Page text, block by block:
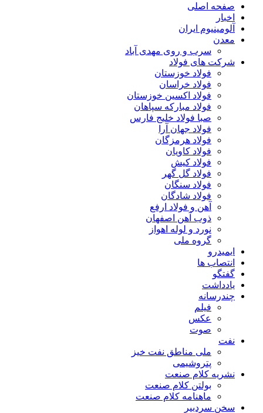
صفحه اصلی
اخبار
آلومینیوم ایران
معدن
سرب و روی مهدی آباد
شرکت های فولاد
فولاد خوزستان
فولاد خراسان
فولاد اکسین خوزستان
فولاد مبارکه سپاهان
صبا فولاد خلیج فارس
فولاد جهان آرا
فولاد هرمزگان
فولاد کاویان
فولاد کیش
فولاد گل گهر
فولاد سنگان
فولاد شادگان
آهن و فولاد ارفع
ذوب آهن اصفهان
نورد و لوله اهواز
گروه ملی
ایمیدرو
انتصاب ها
گفتگو
یادداشت
چندرسانه
فیلم
عکس
صوت
نفت
ملی مناطق نفت خیز
پتروشیمی
نشریه کلام صنعت
بولتن کلام صنعت
ماهنامه کلام صنعت
سخن سردبیر